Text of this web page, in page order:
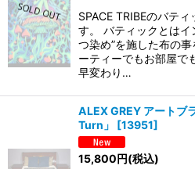
SPACE TRIBEのバテ
す。 バティックとはイ
つ染め”を施した布の
ーティーでもお部屋で
早変わり…
ALEX GREY アートブ
Turn」
[13951]
15,800円(税込)